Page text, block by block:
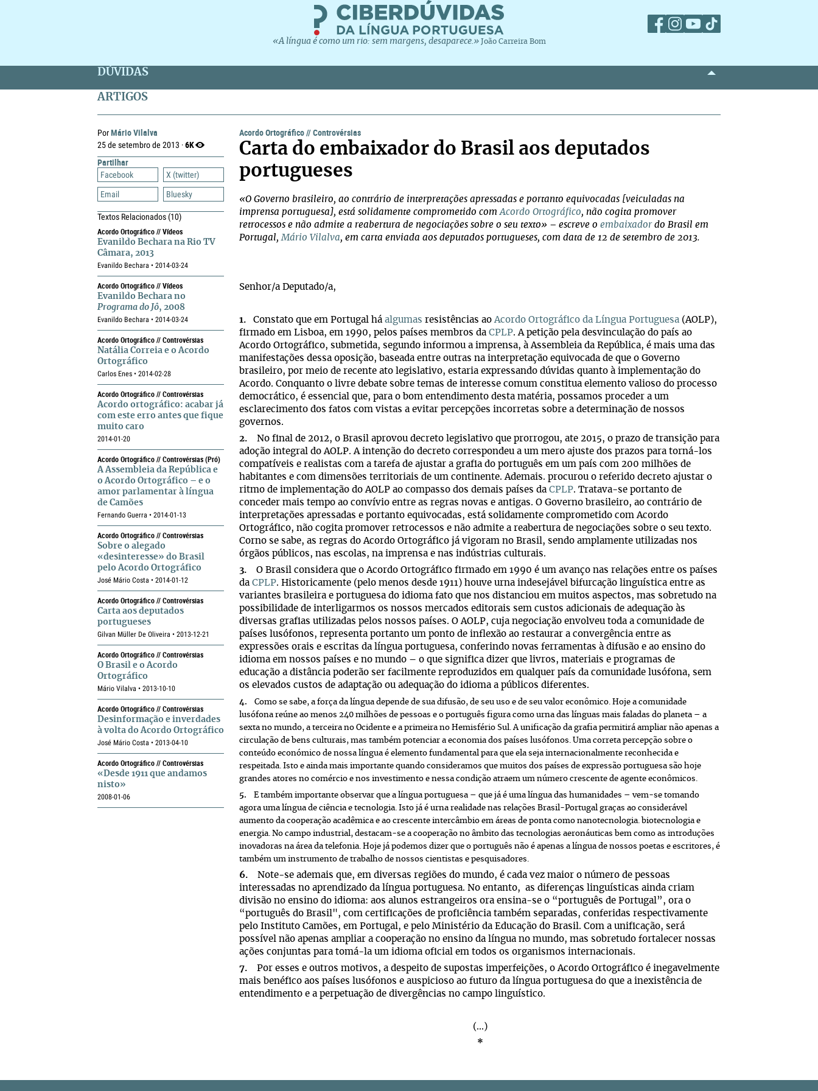
«A língua é como um rio: sem margens, desaparece.» João Carreira Bom
DÚVIDAS
ARTIGOS
PorMário Vilalva
25 de setembro de 2013 ·6K
Partilhar
Facebook
X (twitter)
Email
Bluesky
Textos Relacionados(10)
Acordo Ortográfico // Vídeos
Evanildo Bechara na Rio TV
Câmara, 2013
Evanildo Bechara • 2014-03-24
Acordo Ortográfico // Vídeos
Evanildo Bechara no
Programa do Jô, 2008
Evanildo Bechara • 2014-03-24
Acordo Ortográfico // Controvérsias
Natália Correia e o Acordo
Ortográfico
Carlos Enes • 2014-02-28
Acordo Ortográfico // Controvérsias
Acordo ortográfico: acabar já
com este erro antes que fique
muito caro
2014-01-20
Acordo Ortográfico // Controvérsias (pró)
A Assembleia da República e
o Acordo Ortográfico – e o
amor parlamentar à língua
de Camões
Fernando Guerra • 2014-01-13
Acordo Ortográfico // Controvérsias
Sobre o alegado
«desinteresse» do Brasil
pelo Acordo Ortográfico
José Mário Costa • 2014-01-12
Acordo Ortográfico // Controvérsias
Carta aos deputados
portugueses
Gilvan Müller De Oliveira • 2013-12-21
Acordo Ortográfico // Controvérsias
O Brasil e o Acordo
Ortográfico
Mário Vilalva • 2013-10-10
Acordo Ortográfico // Controvérsias
Desinformação e inverdades
à volta do Acordo Ortográfico
José Mário Costa • 2013-04-10
Acordo Ortográfico // Controvérsias
«Desde 1911 que andamos
nisto»
2008-01-06
Acordo Ortográfico//Controvérsias
Carta do embaixador do Brasil aos deputados
portugueses
«O Governo brasileiro, ao contrário de interpretações apressadas e portanto equivocadas [veiculadas na
imprensa portuguesa], está solidamente comprometido comAcordo Ortográfico, não cogita promover
retrocessos e não admite a reabertura de negociações sobre o seu texto» – escreve o embaixadordo Brasil em
Portugal,Mário Vilalva, em carta enviada aos deputados portugueses, com data de 12 de setembro de 2013.
Senhor/a Deputado/a,
1. Constato que em Portugal há algumas resistências aoAcordo Ortográfico da Língua Portuguesa (AOLP),
firmado em Lisboa, em 1990, pelos países membros da CPLP. A petição pela desvinculação do país ao
Acordo Ortográfico, submetida, segundo informou a imprensa, à Assembleia da República, é mais uma das
manifestações dessa oposição, baseada entre outras na interpretação equivocada de que o Governo
brasileiro, por meio de recente ato legislativo, estaria expressando dúvidas quanto à implementação do
Acordo. Conquanto o livre debate sobre temas de interesse comum constitua elemento valioso do processo
democrático, é essencial que, para o bom entendimento desta matéria, possamos proceder a um
esclarecimento dos fatos com vistas a evitar percepções incorretas sobre a determinação de nossos
governos.
2. No final de 2012, o Brasil aprovou decreto legislativo que prorrogou, ate 2015, o prazo de transição para
adoção integral do AOLP. A intenção do decreto correspondeu a um mero ajuste dos prazos para torná-los
compatíveis e realistas com a tarefa de ajustar a grafia do português em um país com 200 milhões de
habitantes e com dimensões territoriais de um continente. Ademais. procurou o referido decreto ajustar o
ritmo de implementação do AOLP ao compasso dos demais países da CPLP. Tratava-se portanto de
conceder mais tempo ao convívio entre as regras novas e antigas. O Governo brasileiro, ao contrário de
interpretações apressadas e portanto equivocadas, está solidamente comprometido com Acordo
Ortográfico, não cogita promover retrocessos e não admite a reabertura de negociações sobre o seu texto.
Corno se sabe, as regras do Acordo Ortográfico já vigoram no Brasil, sendo amplamente utilizadas nos
órgãos públicos, nas escolas, na imprensa e nas indústrias culturais.
3. O Brasil considera que o Acordo Ortográfico firmado em 1990 é um avanço nas relações entre os países
da CPLP. Historicamente (pelo menos desde 1911) houve urna indesejável bifurcação linguística entre as
variantes brasileira e portuguesa do idioma fato que nos distanciou em muitos aspectos, mas sobretudo na
possibilidade de interligarmos os nossos mercados editorais sem custos adicionais de adequação às
diversas grafias utilizadas pelos nossos países. O AOLP, cuja negociação envolveu toda a comunidade de
países lusófonos, representa portanto um ponto de inflexão ao restaurar a convergência entre as
expressões orais e escritas da língua portuguesa, conferindo novas ferramentas à difusão e ao ensino do
idioma em nossos países e no mundo – o que significa dizer que livros, materiais e programas de
educação a distância poderão ser facilmente reproduzidos em qualquer país da comunidade lusófona, sem
os elevados custos de adaptação ou adequação do idioma a públicos diferentes.
4. Como se sabe, a força da língua depende de sua difusão, de seu uso e de seu valor econômico. Hoje a comunidade
lusófona reúne ao menos 240 milhões de pessoas e o português figura como urna das línguas mais faladas do planeta – a
sexta no mundo, a terceira no Ocidente e a primeira no Hemisfério Sul. A unificação da grafia permitirá ampliar não apenas a
circulação de bens culturais, mas também potenciar a economia dos países lusófonos. Uma correta percepção sobre o
conteúdo económico de nossa língua é elemento fundamental para que ela seja internacionalmente reconhecida e
respeitada. Isto e ainda mais importante quando consideramos que muitos dos países de expressão portuguesa são hoje
grandes atores no comércio e nos investimento e nessa condição atraem um número crescente de agente econômicos.
5. E também importante observar que a língua portuguesa – que já é uma língua das humanidades – vem-se tomando
agora uma língua de ciência e tecnologia. Isto já é urna realidade nas relações Brasil-Portugal graças ao considerável
aumento da cooperação acadêmica e ao crescente intercâmbio em áreas de ponta como nanotecnologia. biotecnologia e
energia. No campo industrial, destacam-se a cooperação no âmbito das tecnologias aeronáuticas bem como as introduções
inovadoras na área da telefonia. Hoje já podemos dizer que o português não é apenas a língua de nossos poetas e escritores, é
também um instrumento de trabalho de nossos cientistas e pesquisadores.
6. Note-se ademais que, em diversas regiões do mundo, é cada vez maior o número de pessoas
interessadas no aprendizado da língua portuguesa. No entanto, as diferenças linguísticas ainda criam
divisão no ensino do idioma: aos alunos estrangeiros ora ensina-se o “português de Portugal”, ora o
“português do Brasil", com certificações de proficiência também separadas, conferidas respectivamente
pelo Instituto Camões, em Portugal, e pelo Ministério da Educação do Brasil. Com a unificação, será
possível não apenas ampliar a cooperação no ensino da língua no mundo, mas sobretudo fortalecer nossas
ações conjuntas para tomá-la um idioma oficial em todos os organismos internacionais.
7. Por esses e outros motivos, a despeito de supostas imperfeições, o Acordo Ortográfico é inegavelmente
mais benéfico aos países lusófonos e auspicioso ao futuro da língua portuguesa do que a inexistência de
entendimento e a perpetuação de divergências no campo linguístico.
(...)
*